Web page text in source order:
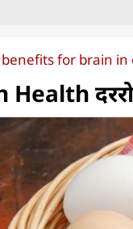
benefits for brain in
Health